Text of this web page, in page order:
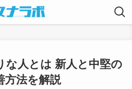
な人とは 新人と中堅の
方法を解説